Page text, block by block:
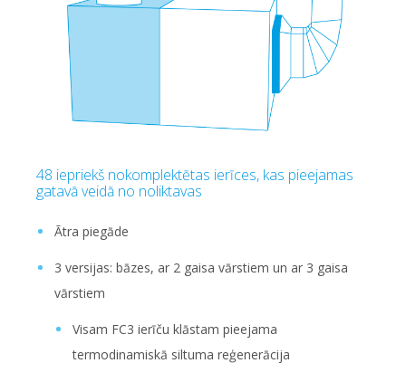
48 iepriekš nokomplektētas ierīces, kas pieejamas
gatavā veidā no noliktavas
Ātra piegāde
3 versijas: bāzes, ar 2 gaisa vārstiem un ar 3 gaisa
vārstiem
Visam FC3 ierīču klāstam pieejama
termodinamiskā siltuma reģenerācija